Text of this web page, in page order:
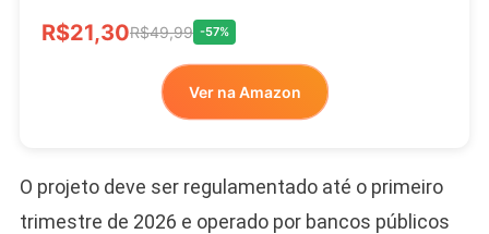
R$21,30R$49,99 -57%
Ver na Amazon
O projeto deve ser regulamentado até o primeiro
trimestre de 2026 e operado por bancos públicos